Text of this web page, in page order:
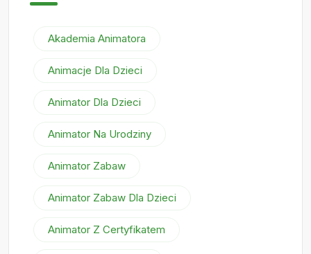
Akademia Animatora
Animacje Dla Dzieci
Animator Dla Dzieci
Animator Na Urodziny
Animator Zabaw
Animator Zabaw Dla Dzieci
Animator Z Certyfikatem